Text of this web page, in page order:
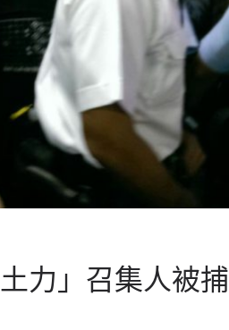
力」召集人被捕